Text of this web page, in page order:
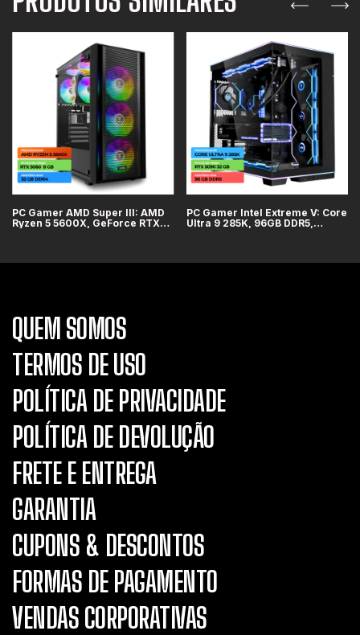
PC Gamer AMD Super III: AMD
Ryzen 5 5600X, GeForce RTX
PC Gamer Intel Extreme V: Core
Ultra 9 285K, 96GB DDR5,
QUEM SOMOS
TERMOS DE USO
POLÍTICA DE PRIVACIDADE
POLÍTICA DE DEVOLUÇÃO
FRETE E ENTREGA
GARANTIA
CUPONS & DESCONTOS
FORMAS DE PAGAMENTO
VENDAS CORPORATIVAS